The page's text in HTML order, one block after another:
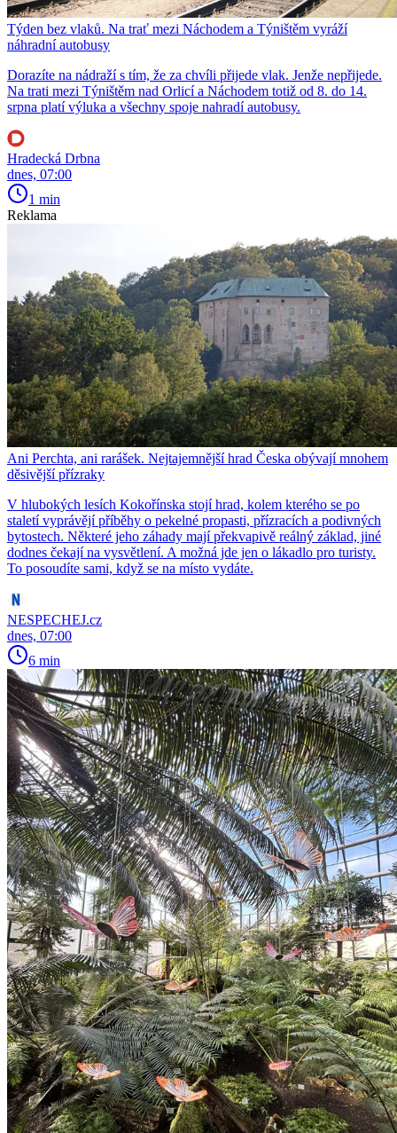
Týden bez vlaků. Na trať mezi Náchodem a Týništěm vyráží
náhradní autobusy
Dorazíte na nádraží s tím, že za chvíli přijede vlak. Jenže nepřijede.
Na trati mezi Týništěm nad Orlicí a Náchodem totiž od 8. do 14.
srpna platí výluka a všechny spoje nahradí autobusy.
Hradecká Drbna
dnes, 07:00
1 min
Reklama
Ani Perchta, ani rarášek. Nejtajemnější hrad Česka obývají mnohem
děsivější přízraky
V hlubokých lesích Kokořínska stojí hrad, kolem kterého se po
staletí vyprávějí příběhy o pekelné propasti, přízracích a podivných
bytostech. Některé jeho záhady mají překvapivě reálný základ, jiné
dodnes čekají na vysvětlení. A možná jde jen o lákadlo pro turisty.
To posoudíte sami, když se na místo vydáte.
NESPECHEJ.cz
dnes, 07:00
6 min